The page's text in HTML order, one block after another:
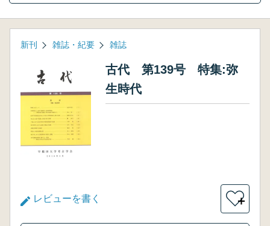
新刊 雑誌・紀要 雑誌
古代 第139号 特集:弥
生時代
レビューを書く ＋